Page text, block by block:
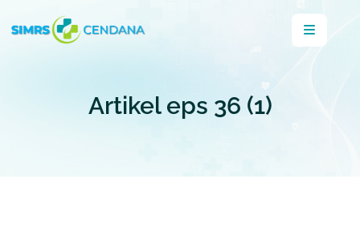
Artikel eps 36 (1)